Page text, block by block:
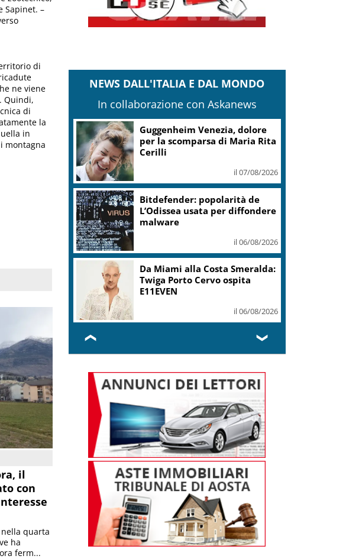
Sapinet. –
di
ne viene
Quindi,
di
la
in
montagna
il
con
quarta
ha
ferm...
NEWS DALL'ITALIA E DAL MONDO
In collaborazione con Askanews
Guggenheim Venezia, dolore
per la scomparsa di Maria Rita
Cerilli
il 07/08/2026
Bitdefender: popolarità de
L’Odissea usata per diffondere
malware
il 06/08/2026
Da Miami alla Costa Smeralda:
Twiga Porto Cervo ospita
E11EVEN
il 06/08/2026
❮ ❯